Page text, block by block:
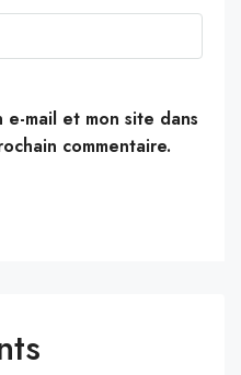
e-mail et mon site dans
commentaire.